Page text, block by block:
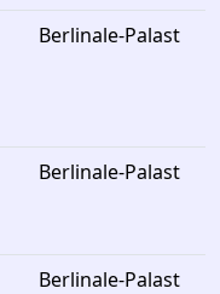
Berlinale-Palast
Berlinale-Palast
Berlinale-Palast